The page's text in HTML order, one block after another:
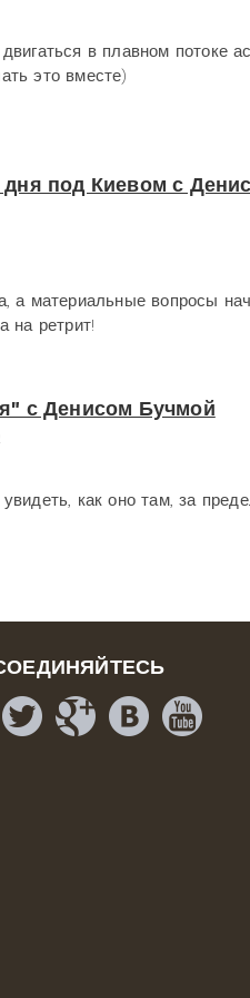
в плавном потоке
это вместе)
дня под Киевом с
а материальные вопросы
на ретрит!
с Денисом Бучмой
как оно там, за